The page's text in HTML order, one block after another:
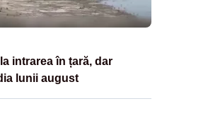
intrarea în țară, dar
lunii august